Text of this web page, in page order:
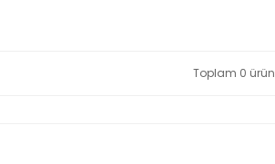
Toplam 0 ürün